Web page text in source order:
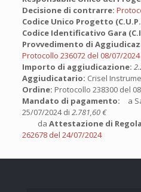
Decisione di contrarre:
Codice Unico Progetto
Codice Identificativo Gara
Provvedimento di
Protocollo 236072 del 08/07/2024
Importo di aggiudicazione:
Aggiudicatario: Crisel
Ordine: Protocollo 238300 del
Mandato di pagamento: a
25/07/2024 di 2.781,60 €
da Attestazione di
262678 del 24/07/2024